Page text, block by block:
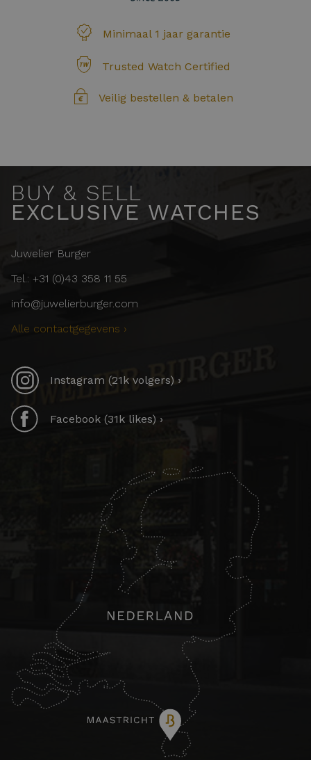
Minimaal 1 jaar garantie
Trusted Watch Certified
Veilig bestellen & betalen
BUY & SELL
EXCLUSIVE WATCHES
Juwelier Burger
Tel.: +31 (0)43 358 11 55
info@juwelierburger.com
Alle contactgegevens ›
Instagram (21k volgers) ›
Facebook (31k likes) ›